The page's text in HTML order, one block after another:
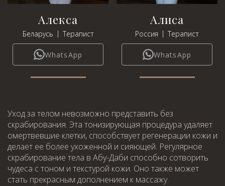
Алекса
Беларусь | Терапист
WhatsApp
Алиса
Россия | Терапист
WhatsApp
Уход за телом невозможно представить без
скрабирования. Эта тонизирующая процедура удаляет
омертвевшие клетки, способствует регенерации кожи и
делает ее более ухоженной и сияющей. Регулярное
скрабирование тела в Абу-Даби способно сотворить
чудеса с тоном и текстурой кожи. Оно также может
стать прекрасным дополнением к массажу.
Я принимаюПолитику конфиденциальности
Выберите процедуру
ЗАБРОНИРОВАТЬ
Я принимаюПолитику конфиденциальности
ЗАБРОНИРОВАТЬ